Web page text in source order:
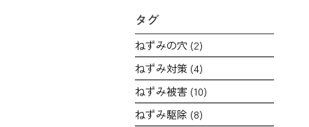
タグ
ねずみの穴 (2)
ねずみ対策 (4)
ねずみ被害 (10)
ねずみ駆除 (8)